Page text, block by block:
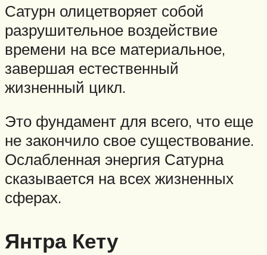
Сатурн олицетворяет собой
разрушительное воздействие
времени на все материальное,
завершая естественный
жизненный цикл.
Это фундамент для всего, что еще
не закончило свое существование.
Ослабленная энергия Сатурна
сказывается на всех жизненных
сферах.
Янтра Кету